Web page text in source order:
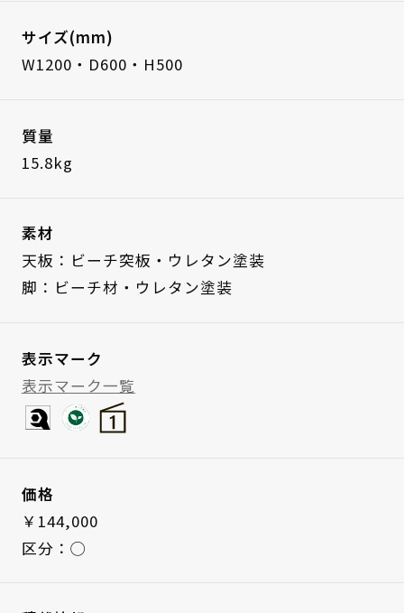
サイズ(mm)
W1200・D600・H500
質量
15.8kg
素材
天板：ビーチ突板・ウレタン塗装
脚：ビーチ材・ウレタン塗装
表示マーク
表示マーク一覧
価格
￥144,000
区分：◯